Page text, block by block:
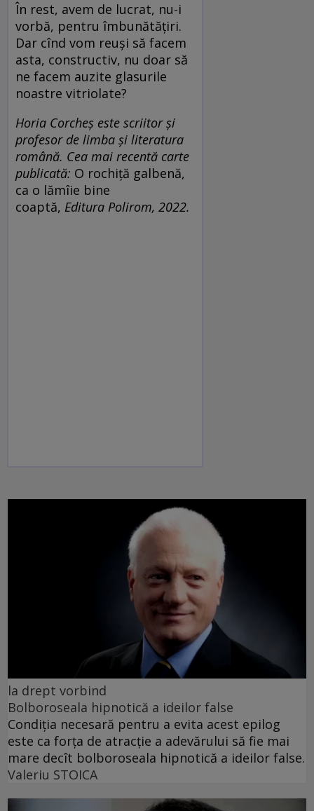
În rest, avem de lucrat, nu-i
vorbă, pentru îmbunătățiri.
Dar cînd vom reuși să facem
asta, constructiv, nu doar să
ne facem auzite glasurile
noastre vitriolate?
Horia Corcheș este scriitor și
profesor de limba și literatura
română. Cea mai recentă carte
publicată: O rochiță galbenă,
ca o lămîie bine
coaptă, Editura Polirom, 2022.
la drept vorbind
Bolboroseala hipnotică a ideilor false
Condiția necesară pentru a evita acest epilog
este ca forța de atracție a adevărului să fie mai
mare decît bolboroseala hipnotică a ideilor false.
Valeriu STOICA